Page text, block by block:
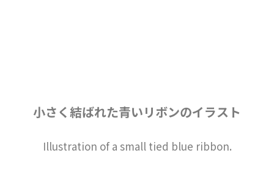
小さく結ばれた青いリボンのイラスト
Illustration of a small tied blue ribbon.